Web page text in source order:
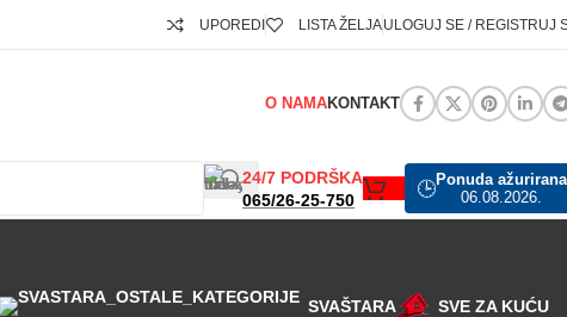
UPOREDI LISTA ŽELJAULOGUJ SE / REGISTRUJ
O NAMAKONTAKT
24/7 PODRŠKA
065/26-25-750
🕒Ponuda ažurirana
06.08.2026.
SVAŠTARA SVE ZA KUĆU